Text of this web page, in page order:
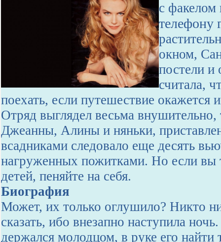
с
телефону
окном,
постели и
считала,
поехать, если путешествие окажется
Отряд выглядел весьма внушительно,
Джеанны, Алины и няньки,
всадниками следовало еще десять
нагруженных пожитками. Но если вы
детей, пеняйте на себя.
Биография
Может, их только оглушило? Никто
сказать, ибо внезапно наступила
держался молодцом, в руке его найти